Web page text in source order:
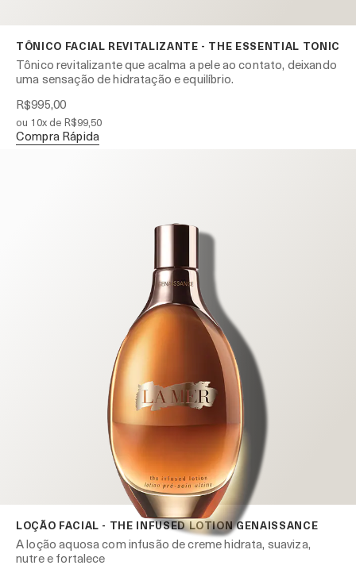
TÔNICO FACIAL REVITALIZANTE - THE ESSENTIAL TONIC
Tônico revitalizante que acalma a pele ao contato, deixando
uma sensação de hidratação e equilíbrio.
R$995,00
ou 10x de R$99,50
Compra Rápida
LOÇÃO FACIAL - THE INFUSED LOTION GENAISSANCE
A loção aquosa com infusão de creme hidrata, suaviza,
nutre e fortalece